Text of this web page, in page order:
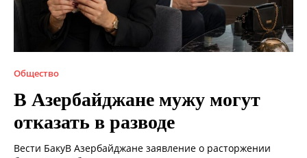
Общество
В Азербайджане мужу могут
отказать в разводе
Вести БакуВ Азербайджане заявление о расторжении